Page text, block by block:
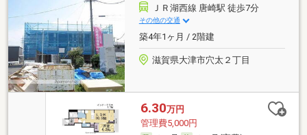
ＪＲ湖西線 唐崎駅 徒歩7分
その他の交通
築4年1ヶ月 / 2階建
滋賀県大津市穴太２丁目
6.30万円
管理費5,000円